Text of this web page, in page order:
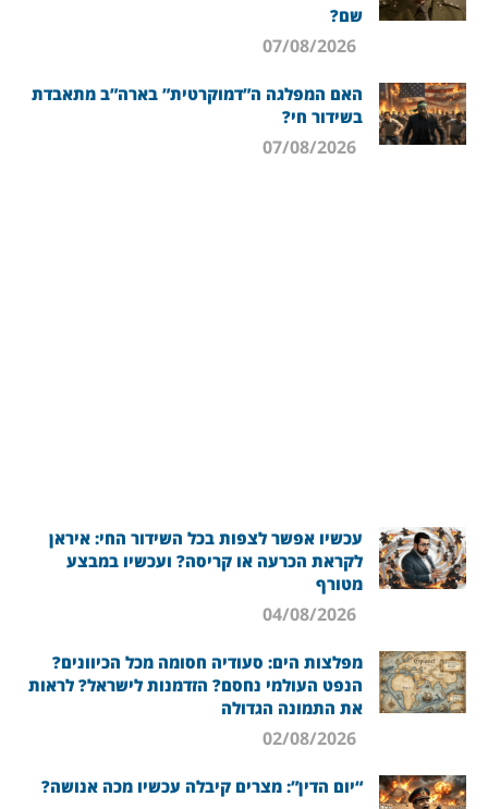
שם?
האם המפלגה ה”דמוקרטית” בארה”ב מתאבדת
בשידור חי?
עכשיו אפשר לצפות בכל השידור החי: איראן
לקראת הכרעה או קריסה? ועכשיו במבצע
מטורף
מפלצות הים: סעודיה חסומה מכל הכיוונים?
הנפט העולמי נחסם? הזדמנות לישראל? לראות
את התמונה הגדולה
“יום הדין”: מצרים קיבלה עכשיו מכה אנושה?